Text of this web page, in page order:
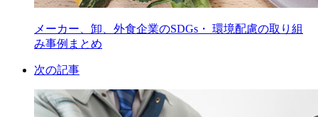
メーカー、卸、外食企業のSDGs・ 環境配慮の取り組
み事例まとめ
次の記事